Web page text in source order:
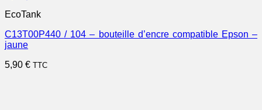
EcoTank
C13T00P440 / 104 – bouteille d’encre compatible Epson –
jaune
5,90 € TTC